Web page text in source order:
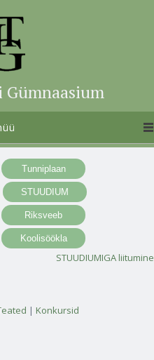
STUUDIUMIGA liitumine
| Konkursid